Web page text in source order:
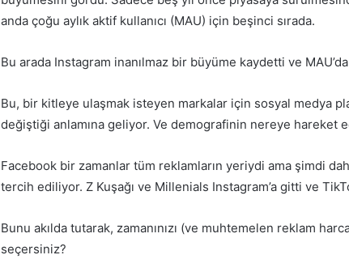
anda çoğu aylık aktif kullanıcı (MAU) için beşinci sırada.
Bu arada Instagram inanılmaz bir büyüme kaydetti ve MAU’da
Bu, bir kitleye ulaşmak isteyen markalar için sosyal medya
değiştiği anlamına geliyor. Ve demografinin nereye hareket
Facebook bir zamanlar tüm reklamların yeriydi ama şimdi
tercih ediliyor. Z Kuşağı ve Millenials Instagram’a gitti ve
Bunu akılda tutarak, zamanınızı (ve muhtemelen reklam
seçersiniz?